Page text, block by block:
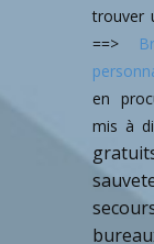
trouver
==>
en
mis à